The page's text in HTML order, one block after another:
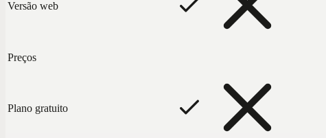
Versão web
Preços
Plano gratuito